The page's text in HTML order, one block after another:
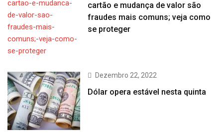
cartão e mudança de valor são
fraudes mais comuns; veja como
se proteger
Dezembro 22, 2022
Dólar opera estável nesta quinta